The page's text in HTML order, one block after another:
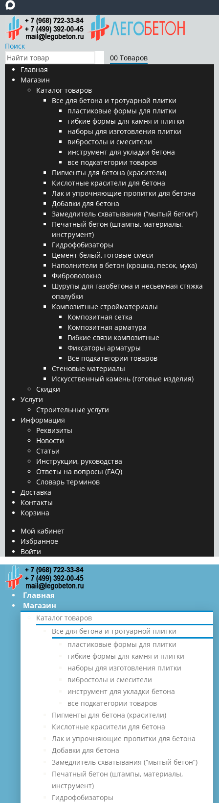
Поиск
00 Товаров
Главная
Магазин
Каталог товаров
Все для бетона и тротуарной плитки
пластиковые формы для плитки
гибкие формы для камня и плитки
наборы для изготовления плитки
вибростолы и смесители
инструмент для укладки бетона
все подкатегории товаров
Пигменты для бетона (красители)
Кислотные красители для бетона
Лак и упрочняющие пропитки для бетона
Добавки для бетона
Замедлитель схватывания (“мытый бетон”)
Печатный бетон (штампы, материалы,
инструмент)
Гидрофобизаторы
Цемент белый, готовые смеси
Наполнители в бетон (крошка, песок, мука)
Фиброволокно
Шурупы для газобетона и несьемная стяжка
опалубки
Композитные стройматериалы
Композитная сетка
Композитная арматура
Гибкие связи композитные
Фиксаторы арматуры
Все подкатегории товаров
Стеновые материалы
Искусственный камень (готовые изделия)
Скидки
Услуги
Строительные услуги
Информация
Реквизиты
Новости
Статьи
Инструкции, руководства
Ответы на вопросы (FAQ)
Словарь терминов
Доставка
Контакты
Корзина
Мой кабинет
Избранное
Войти
Главная
Магазин
Каталог товаров
Все для бетона и тротуарной плитки
пластиковые формы для плитки
гибкие формы для камня и плитки
наборы для изготовления плитки
вибростолы и смесители
инструмент для укладки бетона
все подкатегории товаров
Пигменты для бетона (красители)
Кислотные красители для бетона
Лак и упрочняющие пропитки для бетона
Добавки для бетона
Замедлитель схватывания (“мытый бетон”)
Печатный бетон (штампы, материалы,
инструмент)
Гидрофобизаторы